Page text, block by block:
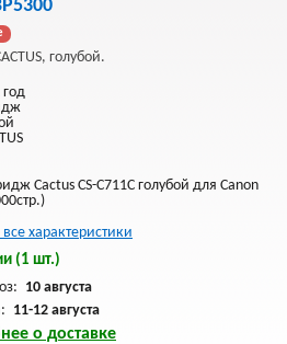
голубой.
год
Cactus CS-C711C голубой для Canon
характеристики
(1 шт.)
10 августа
11-12 августа
о доставке